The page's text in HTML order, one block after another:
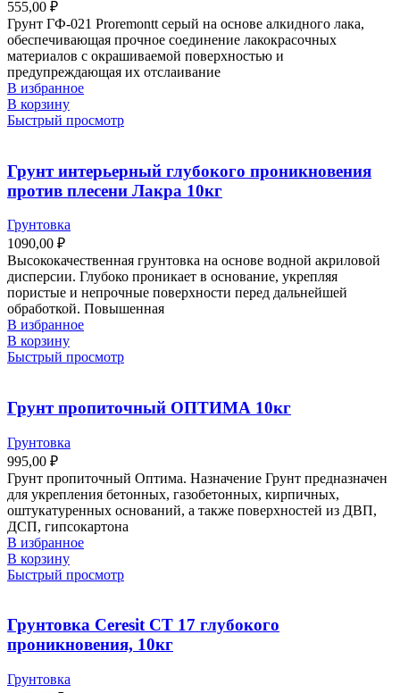
555,00 ₽
Грунт ГФ-021 Proremontt серый на основе алкидного лака,
обеспечивающая прочное соединение лакокрасочных
материалов с окрашиваемой поверхностью и
предупреждающая их отслаивание
В избранное
В корзину
Быстрый просмотр
Грунт интерьерный глубокого проникновения
против плесени Лакра 10кг
Грунтовка
1090,00 ₽
Высококачественная грунтовка на основе водной акриловой
дисперсии. Глубоко проникает в основание, укрепляя
пористые и непрочные поверхности перед дальнейшей
обработкой. Повышенная
В избранное
В корзину
Быстрый просмотр
Грунт пропиточный ОПТИМА 10кг
Грунтовка
995,00 ₽
Грунт пропиточный Оптима. Назначение Грунт предназначен
для укрепления бетонных, газобетонных, кирпичных,
оштукатуренных оснований, а также поверхностей из ДВП,
ДСП, гипсокартона
В избранное
В корзину
Быстрый просмотр
Грунтовка Ceresit СТ 17 глубокого
проникновения, 10кг
Грунтовка